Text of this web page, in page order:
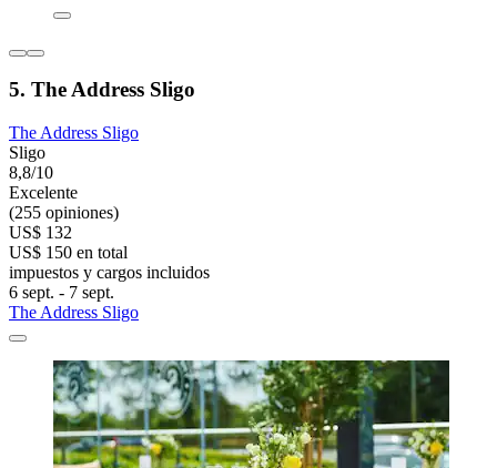
5. The Address Sligo
The Address Sligo
Sligo
8,8/10
Excelente
(255 opiniones)
US$ 132
US$ 150 en total
impuestos y cargos incluidos
6 sept. - 7 sept.
The Address Sligo